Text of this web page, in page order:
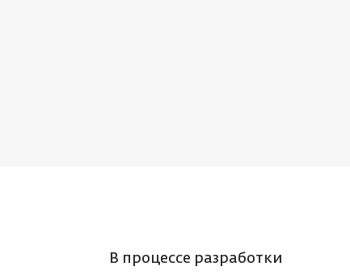
В процессе разработки